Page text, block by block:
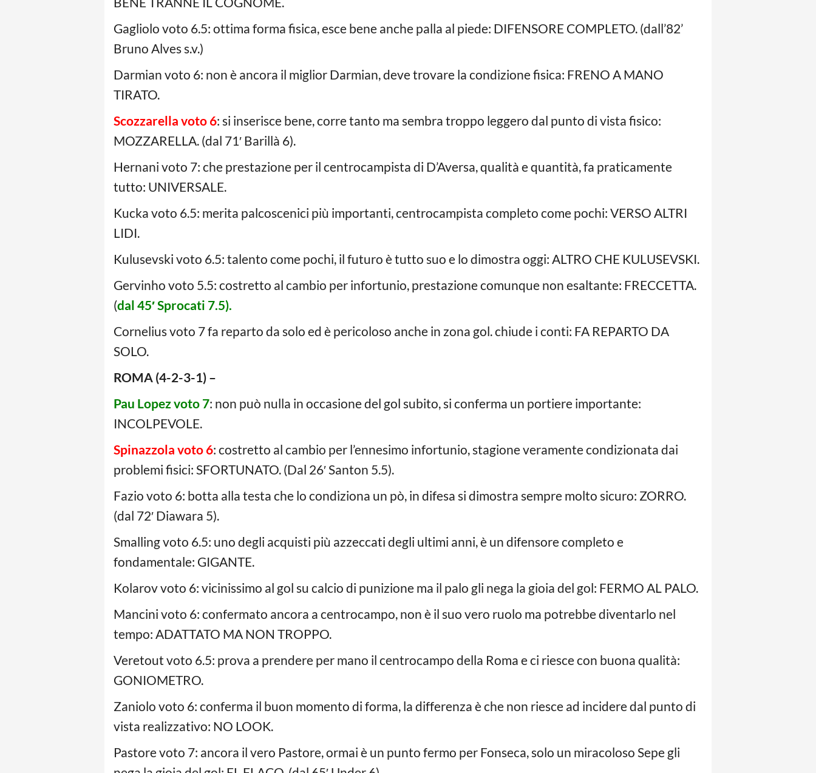
Gagliolo voto 6.5: ottima forma fisica, esce bene anche palla al piede: DIFENSORE COMPLETO. (dall’82’
Bruno Alves s.v.)
Darmian voto 6: non è ancora il miglior Darmian, deve trovare la condizione fisica: FRENO A MANO
TIRATO.
Scozzarella voto 6: si inserisce bene, corre tanto ma sembra troppo leggero dal punto di vista fisico:
MOZZARELLA. (dal 71′ Barillà 6).
Hernani voto 7: che prestazione per il centrocampista di D’Aversa, qualità e quantità, fa praticamente
tutto: UNIVERSALE.
Kucka voto 6.5: merita palcoscenici più importanti, centrocampista completo come pochi: VERSO ALTRI
LIDI.
Kulusevski voto 6.5: talento come pochi, il futuro è tutto suo e lo dimostra oggi: ALTRO CHE KULUSEVSKI.
Gervinho voto 5.5: costretto al cambio per infortunio, prestazione comunque non esaltante: FRECCETTA.
(dal 45′ Sprocati 7.5).
Cornelius voto 7 fa reparto da solo ed è pericoloso anche in zona gol. chiude i conti: FA REPARTO DA
SOLO.
ROMA (4-2-3-1) –
Pau Lopez voto 7: non può nulla in occasione del gol subito, si conferma un portiere importante:
INCOLPEVOLE.
Spinazzola voto 6: costretto al cambio per l’ennesimo infortunio, stagione veramente condizionata dai
problemi fisici: SFORTUNATO. (Dal 26′ Santon 5.5).
Fazio voto 6: botta alla testa che lo condiziona un pò, in difesa si dimostra sempre molto sicuro: ZORRO.
(dal 72′ Diawara 5).
Smalling voto 6.5: uno degli acquisti più azzeccati degli ultimi anni, è un difensore completo e
fondamentale: GIGANTE.
Kolarov voto 6: vicinissimo al gol su calcio di punizione ma il palo gli nega la gioia del gol: FERMO AL PALO.
Mancini voto 6: confermato ancora a centrocampo, non è il suo vero ruolo ma potrebbe diventarlo nel
tempo: ADATTATO MA NON TROPPO.
Veretout voto 6.5: prova a prendere per mano il centrocampo della Roma e ci riesce con buona qualità:
GONIOMETRO.
Zaniolo voto 6: conferma il buon momento di forma, la differenza è che non riesce ad incidere dal punto di
vista realizzativo: NO LOOK.
Pastore voto 7: ancora il vero Pastore, ormai è un punto fermo per Fonseca, solo un miracoloso Sepe gli